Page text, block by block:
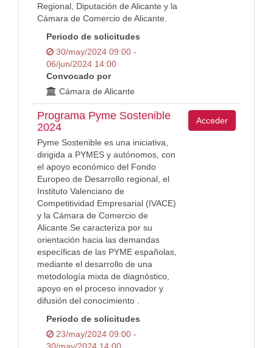
Regional, Diputación de Alicante y la
Cámara de Comercio de Alicante.
Periodo de solicitudes
30/may/2024 09:00 -
06/jun/2024 14:00
Convocado por
Cámara de Alicante
Programa Pyme Sostenible
2024
Pyme Sostenible es una iniciativa,
dirigida a PYMES y autónomos, con
el apoyo económico del Fondo
Europeo de Desarrollo regional, el
Instituto Valenciano de
Competitividad Empresarial (IVACE)
y la Cámara de Comercio de
Alicante.Se caracteriza por su
orientación hacia las demandas
específicas de las PYME españolas,
mediante el desarrollo de una
metodología mixta de diagnóstico,
apoyo en el proceso innovador y
difusión del conocimiento .
Periodo de solicitudes
23/may/2024 09:00 -
Acceder